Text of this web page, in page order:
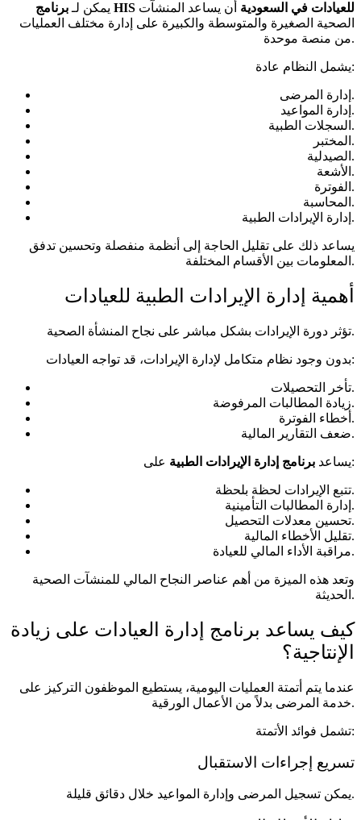
يمكن لـ برنامج HIS للعيادات في السعودية أن يساعد المنشآت
الصحية الصغيرة والمتوسطة والكبيرة على إدارة مختلف العمليات
من منصة موحدة.
يشمل النظام عادة:
إدارة المرضى.
إدارة المواعيد.
السجلات الطبية.
المختبر.
الصيدلية.
الأشعة.
الفوترة.
المحاسبة.
إدارة الإيرادات الطبية.
يساعد ذلك على تقليل الحاجة إلى أنظمة منفصلة وتحسين تدفق
المعلومات بين الأقسام المختلفة.
أهمية إدارة الإيرادات الطبية للعيادات
تؤثر دورة الإيرادات بشكل مباشر على نجاح المنشأة الصحية.
بدون وجود نظام متكامل لإدارة الإيرادات، قد تواجه العيادات:
تأخر التحصيلات.
زيادة المطالبات المرفوضة.
أخطاء الفوترة.
ضعف التقارير المالية.
يساعد برنامج إدارة الإيرادات الطبية على:
تتبع الإيرادات لحظة بلحظة.
إدارة المطالبات التأمينية.
تحسين معدلات التحصيل.
تقليل الأخطاء المالية.
مراقبة الأداء المالي للعيادة.
وتعد هذه الميزة من أهم عناصر النجاح المالي للمنشآت الصحية
الحديثة.
كيف يساعد برنامج إدارة العيادات على زيادة
الإنتاجية؟
عندما يتم أتمتة العمليات اليومية، يستطيع الموظفون التركيز على
خدمة المرضى بدلاً من الأعمال الورقية.
تشمل فوائد الأتمتة:
تسريع إجراءات الاستقبال
يمكن تسجيل المرضى وإدارة المواعيد خلال دقائق قليلة.